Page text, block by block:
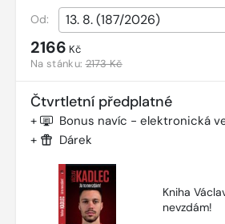
Od:
2166 Kč
Na stánku:2173 Kč
Čtvrtletní předplatné
+ Bonus navíc - elektronická
+ Dárek
Kniha
nevzdám!